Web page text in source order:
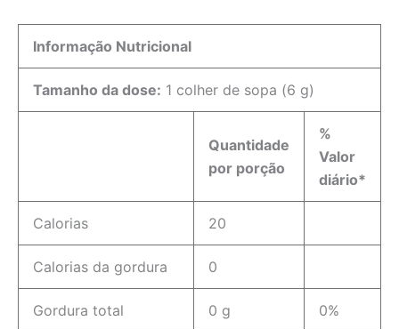
Informação Nutricional
Tamanho da dose: 1 colher de sopa (6 g)
Quantidade
por porção
%
Valor
diário*
Calorias 20
Calorias da gordura 0
Gordura total 0 g 0%